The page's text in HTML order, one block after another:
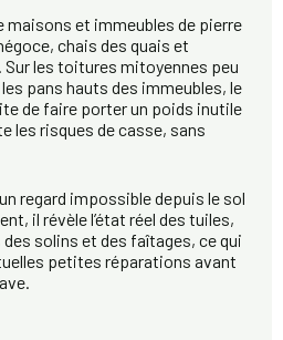
maisons et immeubles de pierre
chais des quais et
les toitures mitoyennes peu
pans hauts des immeubles, le
de faire porter un poids inutile
les risques de casse, sans
regard impossible depuis le sol
il révèle l’état réel des tuiles,
solins et des faîtages, ce qui
petites réparations avant